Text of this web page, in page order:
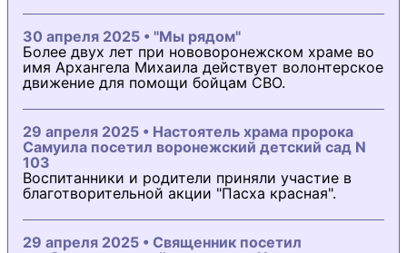
30 апреля 2025 • "Мы рядом"
Более двух лет при нововоронежском храме во
имя Архангела Михаила действует волонтерское
движение для помощи бойцам СВО.
29 апреля 2025 • Настоятель храма пророка
Самуила посетил воронежский детский сад N
103
Воспитанники и родители приняли участие в
благотворительной акции "Пасха красная".
29 апреля 2025 • Священник посетил